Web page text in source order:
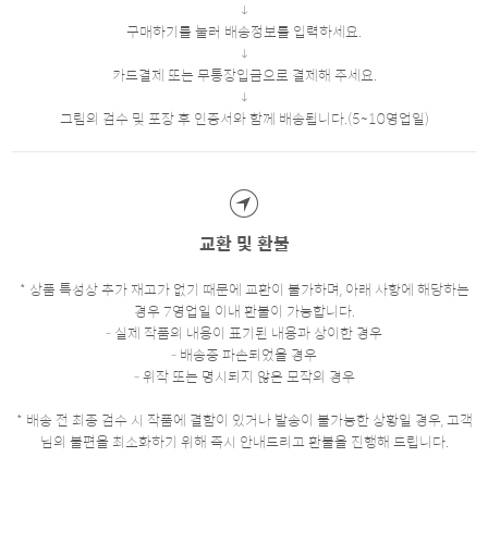
구매하기를 눌러 배송정보를 입력하세요.
카드결제 또는 무통장입금으로 결제해 주세요.
그림의 검수 및 포장 후 인증서와 함께 배송됩니다.(5~10영업일)
교환 및 환불
* 상품 특성상 추가 재고가 없기 때문에 교환이 불가하며, 아래 사항에 해당하는
경우 7영업일 이내 환불이 가능합니다.
- 실제 작품의 내용이 표기된 내용과 상이한 경우
- 배송중 파손되었을 경우
- 위작 또는 명시되지 않은 모작의 경우
* 배송 전 최종 검수 시 작품에 결함이 있거나 발송이 불가능한 상황일 경우, 고객
님의 불편을 최소화하기 위해 즉시 안내드리고 환불을 진행해 드립니다.